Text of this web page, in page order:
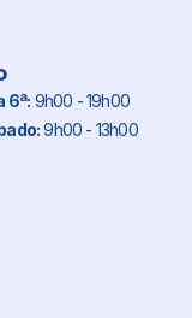
6ª: 9h00 - 19h00
9h00 - 13h00